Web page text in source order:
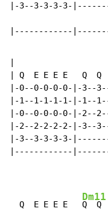
|-3--3-3-3-3-
|------------
| Q  E E E E   Q
|-0--0-0-0-0-|-3--
|-1--1-1-1-1-|-1--
|-0--0-0-0-0-|-2--
|-2--2-2-2-2-|-3--
|-3--3-3-3-3-
|------------
  Q  E E E E
Dm11
Q  Q